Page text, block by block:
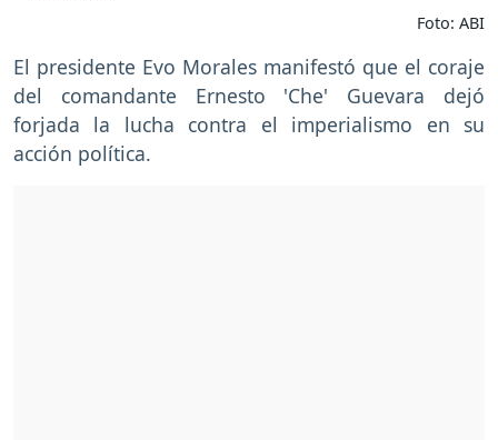
Foto: ABI
El presidente Evo Morales manifestó que el coraje
del comandante Ernesto 'Che' Guevara dejó
forjada la lucha contra el imperialismo en su
acción política.